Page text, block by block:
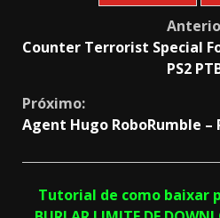
Counter Terrorist Special
PS2
Próximo:
Agent Hugo RoboRumble –
Tutorial de como baixar